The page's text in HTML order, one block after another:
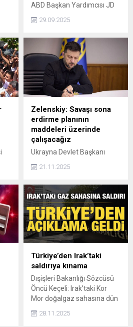
ABD Başkan Yardımcısı JD
Vance, “Rusya Devlet
Başkanı Vladimir Putin, ABD
Ukrayna Devlet Başkanı
Volodimir Zelenskiy ile
görüşmeyi reddetti” dedi.
29.09.2025
Zelenskiy: Savaşı sona
erdirme planının
maddeleri üzerinde
çalışacağız
Ukrayna Devlet Başkanı
birlikte savaşı sona
maddeleri üzerinde
çalışacaklarını söyledi.
21.11.2025
Türkiye’den Irak’taki
saldırıya kınama
Dışişleri Bakanlığı Sözcüsü
Öncü Keçeli: Irak’taki Kor
Mor doğalgaz sahasına dün
gece yapılan saldırıyı
komşumuz Irak’ın istikrarı ve
28.11.2025